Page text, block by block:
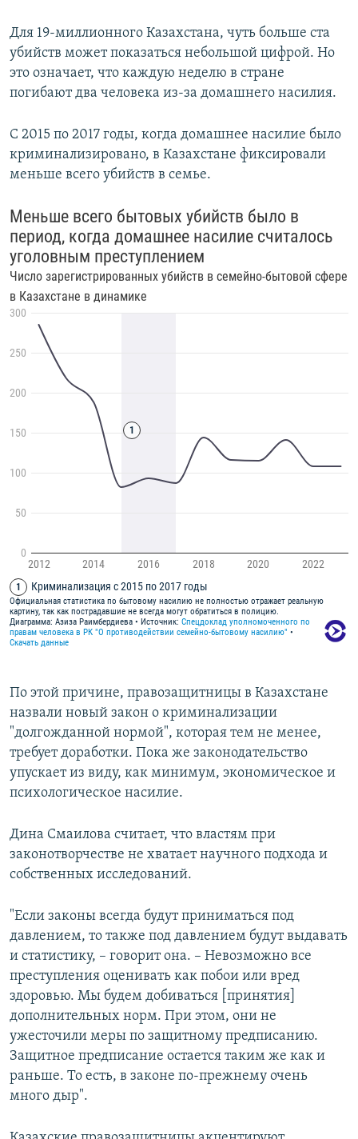
Для 19-миллионного Казахстана, чуть больше ста
убийств может показаться небольшой цифрой. Но
это означает, что каждую неделю в стране
погибают два человека из-за домашнего насилия.
С 2015 по 2017 годы, когда домашнее насилие было
криминализировано, в Казахстане фиксировали
меньше всего убийств в семье.
По этой причине, правозащитницы в Казахстане
назвали новый закон о криминализации
"долгожданной нормой", которая тем не менее,
требует доработки. Пока же законодательство
упускает из виду, как минимум, экономическое и
психологическое насилие.
Дина Смаилова считает, что властям при
законотворчестве не хватает научного подхода и
собственных исследований.
"Если законы всегда будут приниматься под
давлением, то также под давлением будут выдавать
и статистику, – говорит она. – Невозможно все
преступления оценивать как побои или вред
здоровью. Мы будем добиваться [принятия]
дополнительных норм. При этом, они не
ужесточили меры по защитному предписанию.
Защитное предписание остается таким же как и
раньше. То есть, в законе по-прежнему очень
много дыр".